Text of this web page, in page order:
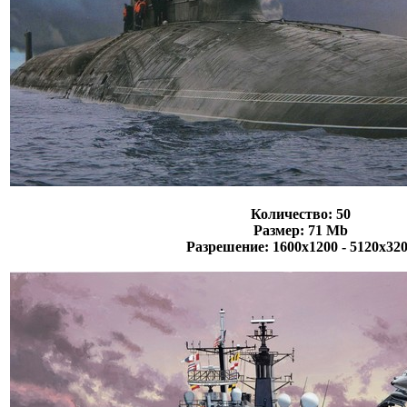
Количество: 50
Размер: 71 Mb
Разрешение: 1600х1200 -